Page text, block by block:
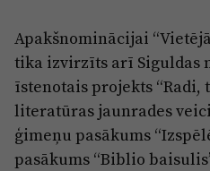
Apakšnominācijai
tika izvirzīts arī Siguldas
īstenotais projekts “Radi,
literatūras jaunrades
ģimeņu pasākums
pasākums “Biblio